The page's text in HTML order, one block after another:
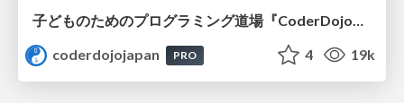
子どものためのプログラミング道場『CoderDojo』〜法人提携例〜 / Partnership with CoderDojo Japan
coderdojojapan
PRO 4 19k